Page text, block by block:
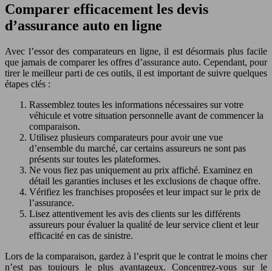
Comparer efficacement les devis
d’assurance auto en ligne
Avec l’essor des comparateurs en ligne, il est désormais plus facile
que jamais de comparer les offres d’assurance auto. Cependant, pour
tirer le meilleur parti de ces outils, il est important de suivre quelques
étapes clés :
Rassemblez toutes les informations nécessaires sur votre
véhicule et votre situation personnelle avant de commencer la
comparaison.
Utilisez plusieurs comparateurs pour avoir une vue
d’ensemble du marché, car certains assureurs ne sont pas
présents sur toutes les plateformes.
Ne vous fiez pas uniquement au prix affiché. Examinez en
détail les garanties incluses et les exclusions de chaque offre.
Vérifiez les franchises proposées et leur impact sur le prix de
l’assurance.
Lisez attentivement les avis des clients sur les différents
assureurs pour évaluer la qualité de leur service client et leur
efficacité en cas de sinistre.
Lors de la comparaison, gardez à l’esprit que le contrat le moins cher
n’est pas toujours le plus avantageux. Concentrez-vous sur le